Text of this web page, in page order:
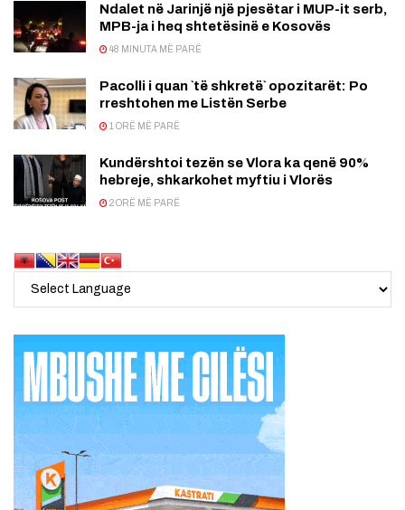
Ndalet në Jarinjë një pjesëtar i MUP-it serb,
MPB-ja i heq shtetësinë e Kosovës
48 MINUTA MË PARË
Pacolli i quan `të shkretë` opozitarët: Po
rreshtohen me Listën Serbe
1 ORË MË PARË
Kundërshtoi tezën se Vlora ka qenë 90%
hebreje, shkarkohet myftiu i Vlorës
2 ORË MË PARË